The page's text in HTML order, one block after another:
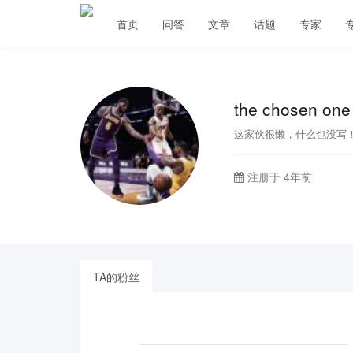
首页 问答 文章 话题 专家
the chosen one
这家伙很懒，什么也没写！
注册于 4年前
TA的粉丝